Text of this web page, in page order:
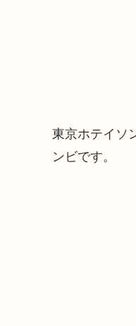
東京ホテイソ
ンビです。